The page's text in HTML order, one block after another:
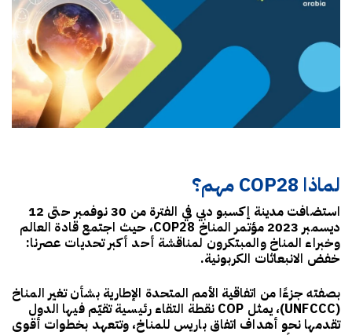
لماذا COP28 مهم؟
استضافت مدينة إكسبو دبي في الفترة من
30 نوفمبر حتى 12
ديسمبر 2023
مؤتمر المناخ COP28، حيث اجتمع قادة العالم
وخبراء المناخ والمبتكرون لمناقشة أحد أكبر تحديات عصرنا:
خفض الانبعاثات الكربونية.
بصفته جزءًا من اتفاقية الأمم المتحدة الإطارية بشأن تغير المناخ
(UNFCCC)
، يمثل COP نقطة التقاء رئيسية تقيّم فيها الدول
تقدمها نحو أهداف اتفاق باريس للمناخ، وتتعهد بخطوات أقوى